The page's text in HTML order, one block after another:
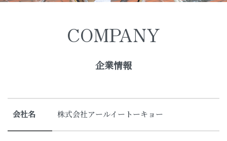
COMPANY
企業情報
会社名 株式会社アールイートーキョー